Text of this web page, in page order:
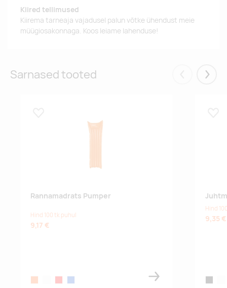
Kiired tellimused
Kiirema tarneaja vajadusel palun võtke ühendust meie
müügiosakonnaga. Koos leiame lahenduse!
Sarnased tooted Eelmised
Rannamadrats Pumper
Hind 100 tk puhul
9,17 €
Hind
9,35 €